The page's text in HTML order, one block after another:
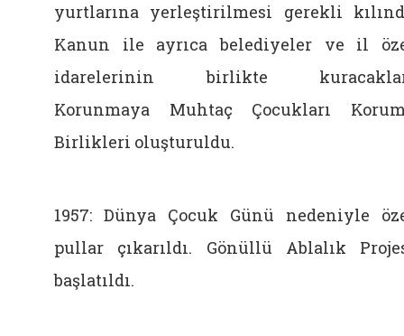
yurtlarına yerleştirilmesi gerekli
Kanun ile ayrıca belediyeler ve il
idarelerinin birlikte
Korunmaya Muhtaç Çocukları
Birlikleri oluşturuldu.
1957: Dünya Çocuk Günü nedeniyle
pullar çıkarıldı. Gönüllü Ablalık
başlatıldı.